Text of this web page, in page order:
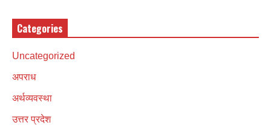
Categories
Uncategorized
अपराध
अर्थव्यवस्था
उत्तर प्रदेश